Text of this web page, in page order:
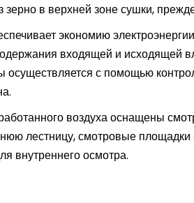
зерно в верхней зоне сушки,
экономию
входящей и исходящей
осуществляется с помощью
воздуха оснащены
лестницу, смотровые площадки
внутреннего осмотра.